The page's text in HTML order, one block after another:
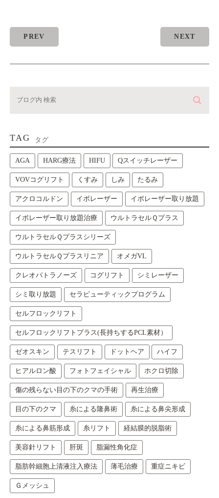
PREV NEXT
TAG タグ
AGA HARG療法 HIFU Qスイッチレーザー
VOVコグリフト くすみ しみ たるみ
アクロコルドン イボレーザー イボレーザー取り放題
イボレーザー取り放題治療 ウルトラセルＱプラス
ウルトラセルＱプラスシリーズ
ウルトラセルＱプラスリニア オメガVL
クレオパトラノーズ コグリフト シミレーザー
シミ取り放題 セラピューティックプログラム
セルフロックリフト
セルフロックリフトプラス(長持ちするPCL素材）
ゼオスキン テスリフト ドットヘア ハイフ
ヒアルロン酸 フォトフェイシャル ホクロ切除
傷の残らない目の下のクマの手術 再生治療
目の下のクマ 糸による隆鼻術 糸による鼻尖形成
糸による鼻筋形成 糸リフト 経結膜的脱脂術
美容針リフト 肝斑 脂漏性角化症
脂肪幹細胞上清液注入療法 薄毛治療 重症ニキビ
Ｇメッシュ